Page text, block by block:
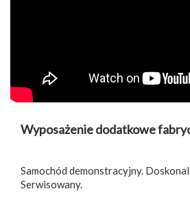
Wyposażenie dodatkowe
Samochód demonstracyjny.
Serwisowany.